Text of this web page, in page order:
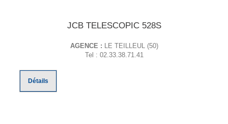
JCB TELESCOPIC 528S
AGENCE :
LE TEILLEUL (50)
Tel : 02.33.38.71.41
Détails